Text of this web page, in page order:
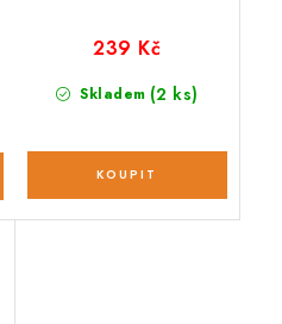
Skladem (2 ks)
239 Kč